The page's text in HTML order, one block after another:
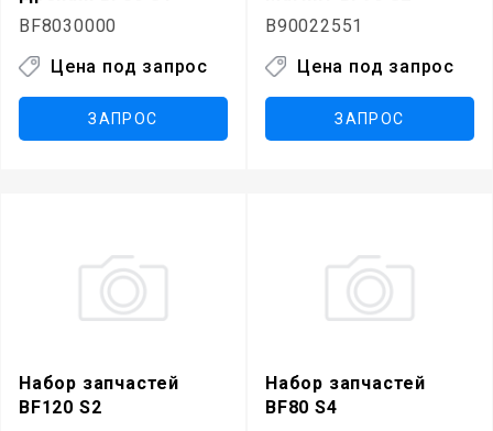
BF8030000
Цена под запрос
ЗАПРОС
B90022551
Цена под запрос
ЗАПРОС
Набор запчастей
BF120 S2
Набор запчастей
BF80 S4